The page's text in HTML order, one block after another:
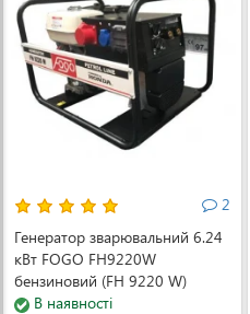
2
Генератор зварювальний 6.24
кВт FOGO FH9220W
бензиновий (FH 9220 W)
В наявності